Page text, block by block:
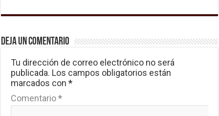
Deja un comentario
Tu dirección de correo electrónico no será
publicada. Los campos obligatorios están
marcados con*
Comentario*